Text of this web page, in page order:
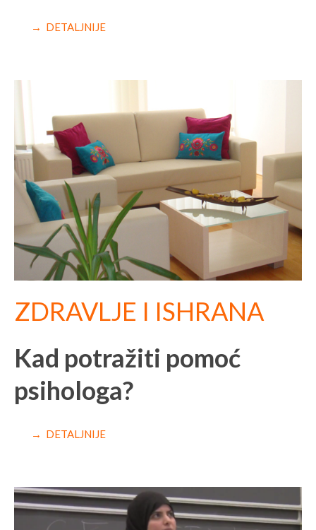
→ DETALJNIJE
ZDRAVLJE I ISHRANA
Kad potražiti pomoć
psihologa?
→ DETALJNIJE